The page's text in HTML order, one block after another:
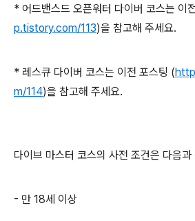
* 어드밴스드 오픈워터 다이버 코스는 이
p.tistory.com/113)을 참고해 주세요.
* 레스큐 다이버 코스는 이전 포스팅 (
m/114)을 참고해 주세요.
다이브 마스터 코스의 사전 조건은 다음과
- 만 18세 이상